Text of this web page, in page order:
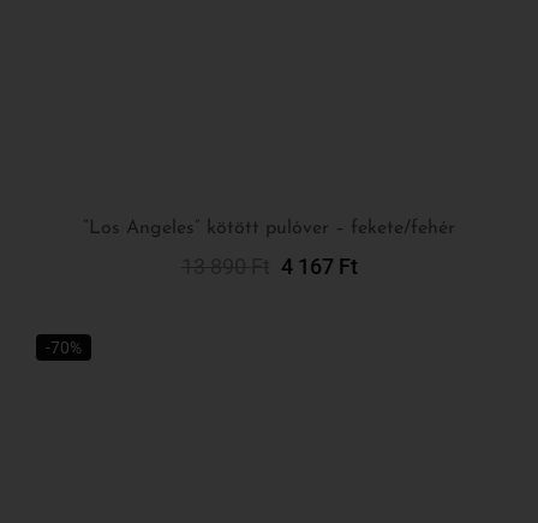
“Los Angeles” kötött pulóver – fekete/fehér
4 167 Ft
-70%